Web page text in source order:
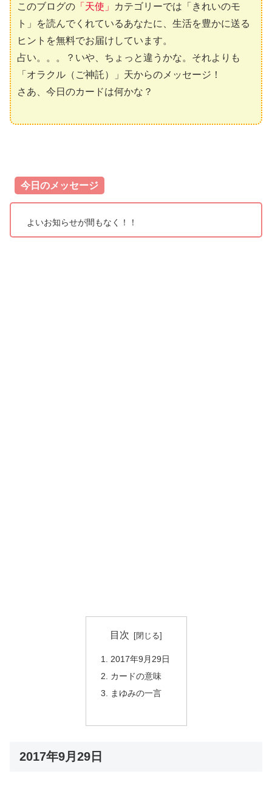
このブログの 「天使」
カテゴリーでは「きれいのモ
ト」を読んでくれているあなたに、生活を豊かに送る
ヒントを無料でお届けしています。
占い。。。？いや、ちょっと違うかな。それよりも
「オラクル（ご神託）」天からのメッセージ！
さあ、今日のカードは何かな？
今日のメッセージ
よいお知らせが間もなく！！
目次
2017年9月29日
カードの意味
まゆみの一言
2017年9月29日